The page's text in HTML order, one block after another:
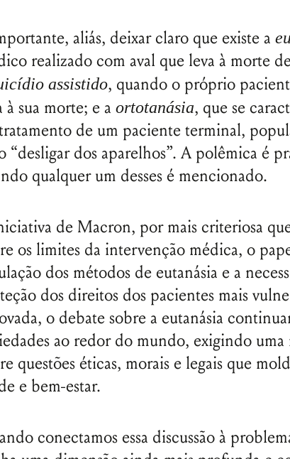
aliás, deixar claro que existe a
realizado com aval que leva à morte
assistido, quando o próprio
à sua morte; e a ortotanásia, que se
de um paciente terminal,
“desligar dos aparelhos”. A polêmica é
qualquer um desses é mencionado.
de Macron, por mais criteriosa
os limites da intervenção médica, o
dos métodos de eutanásia e a
dos direitos dos pacientes mais
o debate sobre a eutanásia
ao redor do mundo, exigindo uma
questões éticas, morais e legais que
e bem-estar.
conectamos essa discussão à